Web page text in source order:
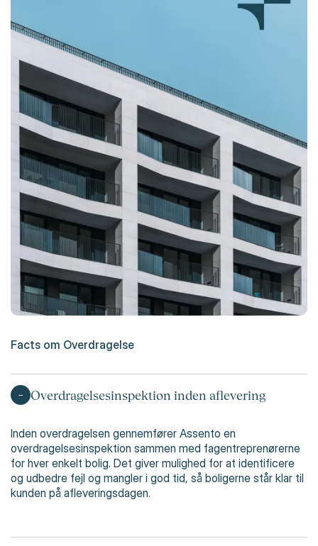
Facts om Overdragelse
Overdragelsesinspektion inden aflevering
Inden overdragelsen gennemfører Assento en
overdragelsesinspektion sammen med fagentreprenørerne
for hver enkelt bolig. Det giver mulighed for at identificere
og udbedre fejl og mangler i god tid, så boligerne står klar til
kunden på afleveringsdagen.